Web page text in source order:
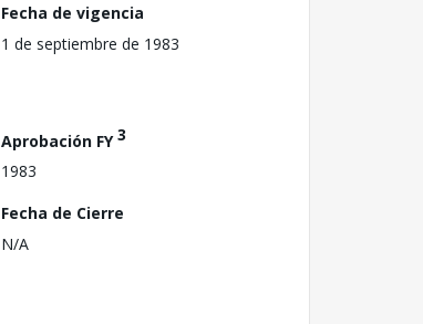
Fecha de vigencia
1 de septiembre de 1983
Aprobación FY3
1983
Fecha de Cierre
N/A